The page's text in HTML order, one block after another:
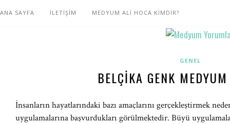
ANA SAYFA İLETİŞİM MEDYUM ALİ HOCA KİMDİR?
GENEL
BELÇIKA GENK
İnsanların hayatlarındaki bazı amaçlarını gerçekleştirmek
uygulamalarına başvurdukları görülmektedir. Büyü